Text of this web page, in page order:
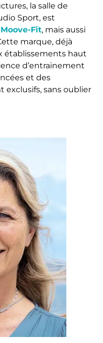
la salle de
Sport, est
Fit, mais aussi
marque, déjà
établissements haut
d’entrainement
et des
exclusifs, sans oublier